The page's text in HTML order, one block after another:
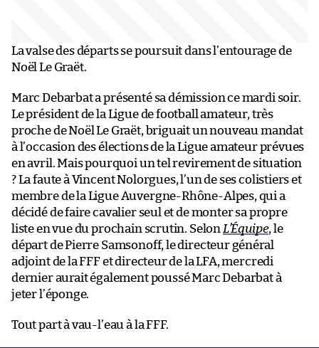
La valse des départs se poursuit dans l’entourage de
Noël Le Graët.
Marc Debarbat a présenté sa démission ce mardi soir.
Le président de la Ligue de football amateur, très
proche de Noël Le Graët, briguait un nouveau mandat
à l’occasion des élections de la Ligue amateur prévues
en avril. Mais pourquoi un tel revirement de situation
? La faute à Vincent Nolorgues, l’un de ses colistiers et
membre de la Ligue Auvergne-Rhône-Alpes, qui a
décidé de faire cavalier seul et de monter sa propre
liste en vue du prochain scrutin. Selon L’Équipe, le
départ de Pierre Samsonoff, le directeur général
adjoint de la FFF et directeur de la LFA, mercredi
dernier aurait également poussé Marc Debarbat à
jeter l’éponge.
Tout part à vau-l’eau à la FFF.